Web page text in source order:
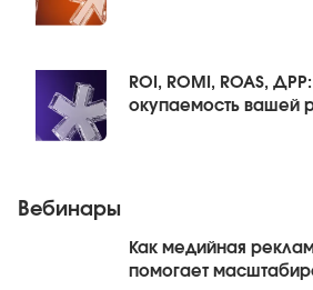
ROI, ROMI, ROAS,
окупаемость вашей
Вебинары
Как медийная
помогает